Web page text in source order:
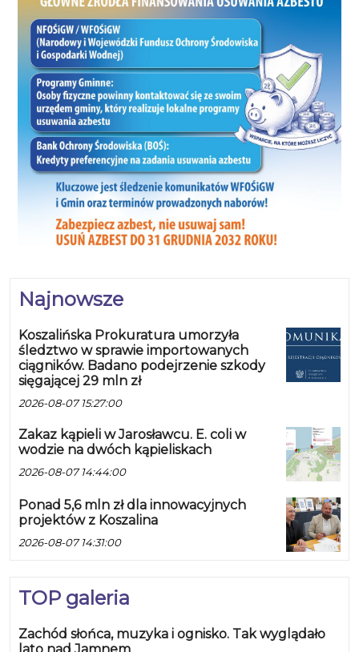
Olechnicki 11, P. Czajkowski 8 (1), R.
Kuśmierczyk 6, T. Iwaszko 5, M.
Kozłowski 2, WIND SERVICE –
TARTAK SEKWOJA 71:62 (19:16;
15:16; 18:19; 19:11;) WIND SERVICE:
M. Waluk 18 (3), P. Bocian 14, Ł.
Szul 13 (1), P. Jełkaszew 9, P.
Szobot 8, A. Wojciechowski 6, T.
Robak 3, TARTAK SEKWOJA: P.
Sobczak 23, H. Labuda 14, D.
Labuda 13 (1), J. Nagórski 7 (1), J.
Kaleta 4 (1), K. Klemens 1, P.
Trumiński 8, W. Cyrklewicz 6, P.
Kołodziejski 4, M. Wróblewski 2, M.
Brajczewski 2, Ł. Wróblewski 0, K.
10, I. Janiszek 9 (1), P. Kłósko 9, E.
Kulesza 9 (3), R. Lipiński 4, A. Liput
3, M. Strach 2, R. Grontkowski 0, D.
Sobolewski 0, II DYWIZJA EKP
SQUAD – PS POŻARNA 54:48
(15:14; 8:7; 11:18; 20:9;) EKP SQUAD:
Kasprzak 17 (5), P. Iwanisik 16, W.
Najnowsze
Koszalińska Prokuratura umorzyła
śledztwo w sprawie importowanych
ciągników. Badano podejrzenie szkody
sięgającej 29 mln zł
2026-08-07 15:27:00
Zakaz kąpieli w Jarosławcu. E. coli w
wodzie na dwóch kąpieliskach
2026-08-07 14:44:00
Ponad 5,6 mln zł dla innowacyjnych
projektów z Koszalina
2026-08-07 14:31:00
TOP galeria
Zachód słońca, muzyka i ognisko. Tak wyglądało